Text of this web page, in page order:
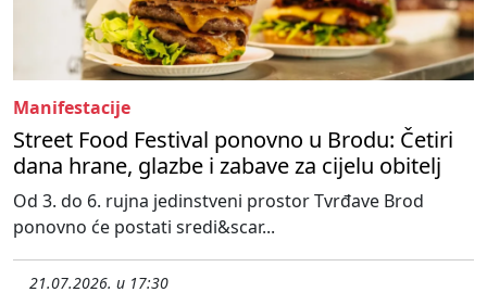
Manifestacije
Street Food Festival ponovno u Brodu: Četiri
dana hrane, glazbe i zabave za cijelu obitelj
Od 3. do 6. rujna jedinstveni prostor Tvrđave Brod
ponovno će postati sredi&scar...
21.07.2026. u 17:30